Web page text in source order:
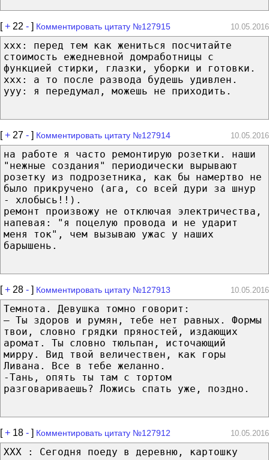
[+ 22 - ] Комментировать цитату №127915 10.05.2016
xxx: перед тем как жениться посчитайте
стоимость ежедневной домработницы с
функцией стирки, глазки, уборки и готовки.
xxx: а то после развода будешь удивлен.
yyy: я передумал, можешь не приходить.
[+ 27 - ] Комментировать цитату №127914 10.05.2016
на работе я часто ремонтирую розетки. наши
"нежные создания" периодически вырывают
розетку из подрозетника, как бы намертво не
было прикручено (ага, со всей дури за шнур
- хлобысь!!).
ремонт произвожу не отключая электричества,
напевая: "я поцелую провода и не ударит
меня ток", чем вызываю ужас у наших
барышень.
[+ 28 - ] Комментировать цитату №127913 10.05.2016
Темнота. Девушка томно говорит:
– Ты здоров и румян, тебе нет равных. Формы
твои, словно грядки пряностей, издающих
аромат. Ты словно тюльпан, источающий
мирру. Вид твой величествен, как горы
Ливана. Все в тебе желанно.
-Тань, опять ты там с тортом
разговариваешь? Ложись спать уже, поздно.
[+ 18 - ] Комментировать цитату №127912 10.05.2016
ХХХ : Сегодня поеду в деревню, картошку